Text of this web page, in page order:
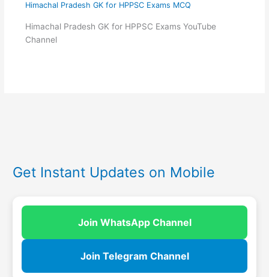
Himachal Pradesh GK for HPPSC Exams MCQ
Himachal Pradesh GK for HPPSC Exams YouTube
Channel
Get Instant Updates on Mobile
Join WhatsApp Channel
Join Telegram Channel